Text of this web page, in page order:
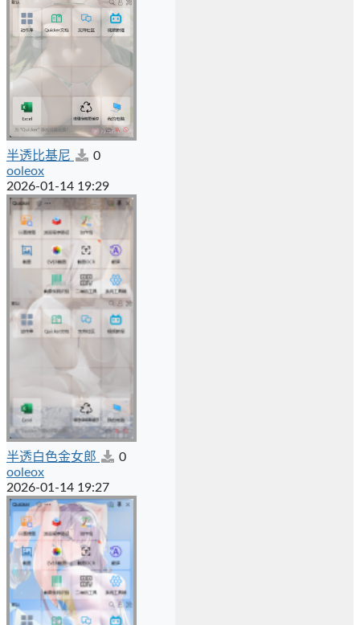
半透比基尼
0
ooleox
2026-01-14 19:29
半透白色金女郎
0
ooleox
2026-01-14 19:27